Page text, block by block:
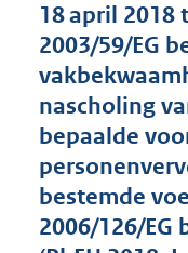
18 april
2003/59/EG
nascholing
bepaalde
bestemde
2006/126/